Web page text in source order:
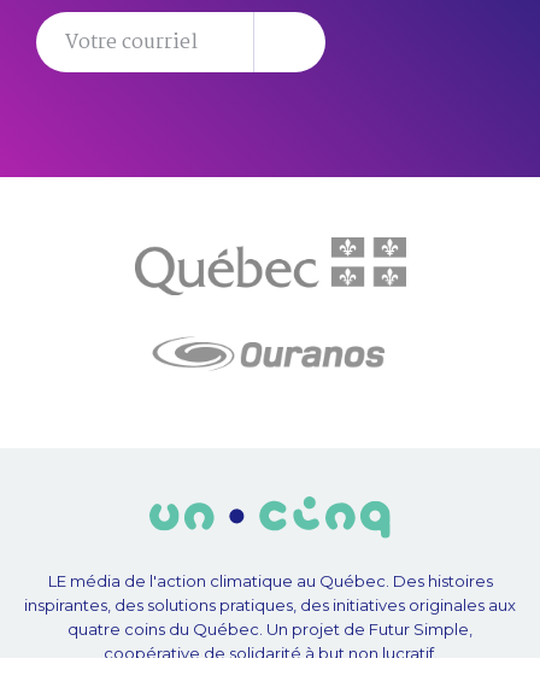
LE média de l'action climatique au Québec. Des histoires
inspirantes, des solutions pratiques, des initiatives originales aux
quatre coins du Québec. Un projet de Futur Simple,
coopérative de solidarité à but non lucratif.